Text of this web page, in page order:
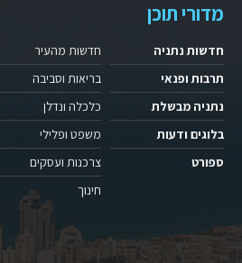
מדורי תוכן
חדשות נתניה
תרבות ופנאי
נתניה מבשלת
בלוגים ודעות
ספורט
חדשות מהעיר
בריאות וסביבה
כלכלה ונדלן
משפט ופלילי
צרכנות ועסקים
חינוך